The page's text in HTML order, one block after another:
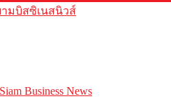
ามบิสซิเนสนิวส์